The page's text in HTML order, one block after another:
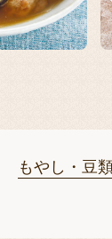
もやし・豆